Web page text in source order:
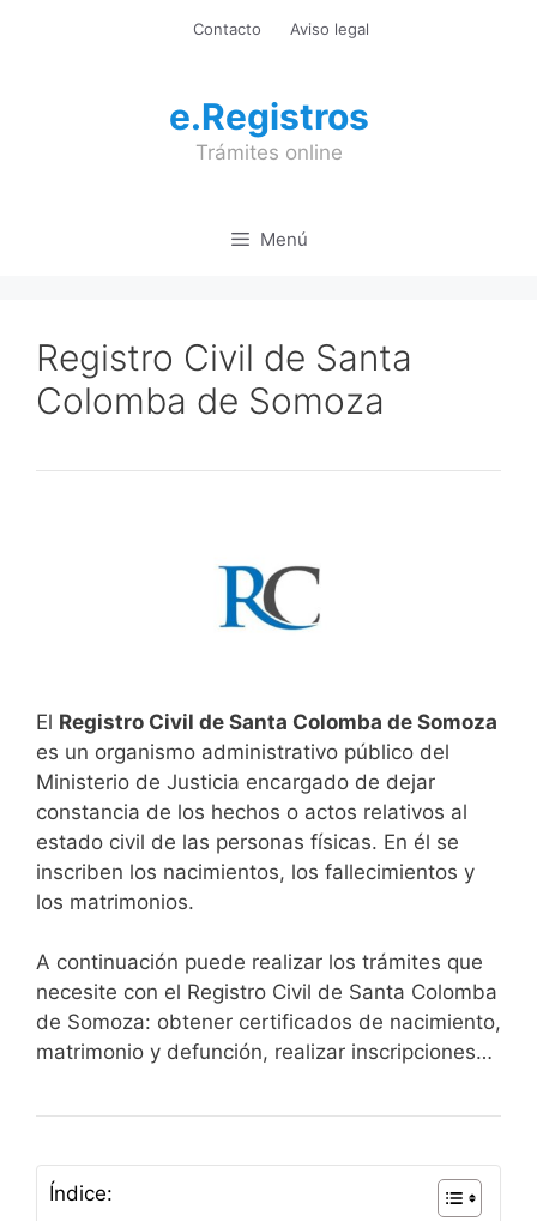
Contacto Aviso legal
e.Registros
Trámites online
Menú
Registro Civil de Santa
Colomba de Somoza
El Registro Civil de Santa Colomba de Somoza
es un organismo administrativo público del
Ministerio de Justicia encargado de dejar
constancia de los hechos o actos relativos al
estado civil de las personas físicas. En él se
inscriben los nacimientos, los fallecimientos y
los matrimonios.
A continuación puede realizar los trámites que
necesite con el Registro Civil de Santa Colomba
de Somoza: obtener certificados de nacimiento,
matrimonio y defunción, realizar inscripciones…
Índice: